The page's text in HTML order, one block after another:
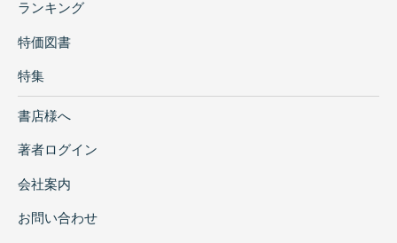
ランキング
特価図書
特集
書店様へ
著者ログイン
会社案内
お問い合わせ